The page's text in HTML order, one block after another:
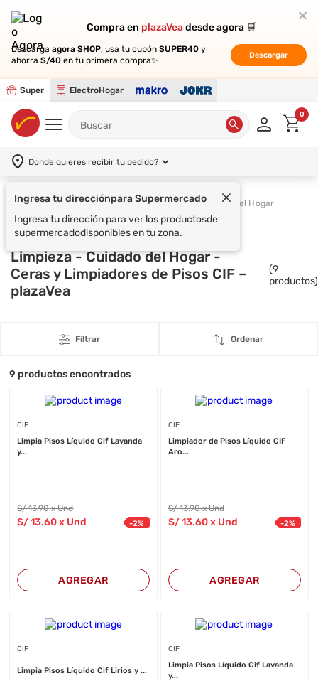
Compra en plazaVeadesde agora 🛒
Descarga agora SHOP, usa tu cupón SUPER40 y
ahorra S/40 en tu primera compra✨
Descargar
Super ElectroHogar
Compra en plazaVeadesde agora 🛒
Descarga agora SHOP, usa tu cupón SUPER40 y
ahorra S/40 en tu primera compra✨
Descargar
0
Donde quieres recibir tu pedido?
Ingresa tu direcciónpara Supermercado
Ingresa tu dirección para ver los productosde
supermercadodisponibles en tu zona.
Supermercado Limpieza Cuidado del Hogar
Limpieza - Cuidado del Hogar -
Ceras y Limpiadores de Pisos CIF –
plazaVea
(9
productos)
Filtrar Ordenar
9 productos encontrados
CIF
Limpia Pisos Líquido Cif Lavanda
y...
S/13.90 x Und
S/13.60 x Und -2%
AGREGAR
CIF
Limpiador de Pisos Líquido CIF
Aro...
S/13.90 x Und
S/13.60x Und -2%
AGREGAR
CIF
Limpia Pisos Líquido Cif Lirios y ...
CIF
Limpia Pisos Líquido Cif Lavanda
y...